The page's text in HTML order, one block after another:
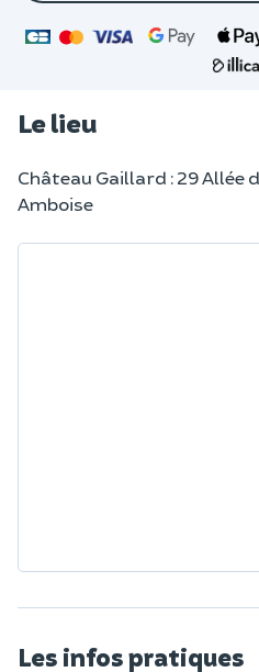
Le lieu
Château Gaillard : 29 Allée
Amboise
Les infos pratiques